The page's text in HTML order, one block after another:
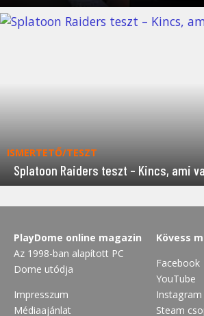
ISMERTETŐ/TESZT
Splatoon Raiders teszt – Kincs, ami
PlayDome online magazin
Az 1998-ban alapított PC
Dome utódja
Impresszum
Médiaajánlat
Kövess
Facebook
YouTube
Instagram
Steam